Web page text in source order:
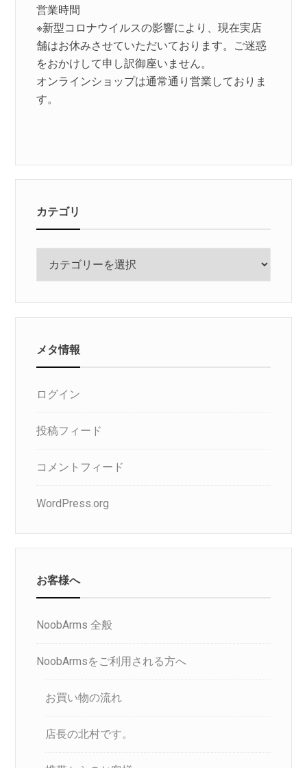
営業時間
※新型コロナウイルスの影響により、現在実店
舗はお休みさせていただいております。ご迷惑
をおかけして申し訳御座いません。
オンラインショップは通常通り営業しておりま
す。
カテゴリ
メタ情報
ログイン
投稿フィード
コメントフィード
WordPress.org
お客様へ
NoobArms 全般
NoobArmsをご利用される方へ
お買い物の流れ
店長の北村です。